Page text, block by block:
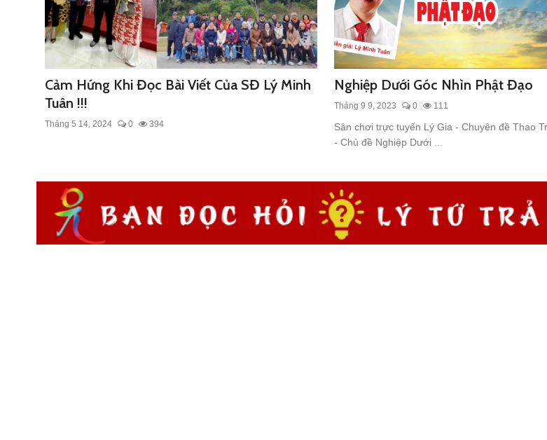
THƯ VIỆN
SINH HOẠT LÝ GIA
Cảm Hứng Khi Đọc Bài Viết Của SĐ Lý Minh
Tuân !!!
Tháng 5 14, 2024 0 394
Nghiệp Dưới Góc Nhìn Phật Đạo
Tháng 9 9, 2023 0 111
Sân chơi trực tuyến Lý Gia - Chuyên đề Thao
- Chủ đề Nghiệp Dưới ...